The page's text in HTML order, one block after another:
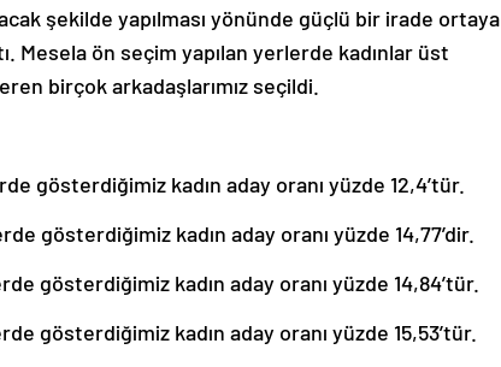
şekilde yapılması yönünde güçlü bir irade ortaya
Mesela ön seçim yapılan yerlerde kadınlar üst
birçok arkadaşlarımız seçildi.
gösterdiğimiz kadın aday oranı yüzde 12,4’tür.
gösterdiğimiz kadın aday oranı yüzde 14,77’dir.
gösterdiğimiz kadın aday oranı yüzde 14,84’tür.
gösterdiğimiz kadın aday oranı yüzde 15,53’tür.